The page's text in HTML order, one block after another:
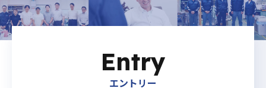
Entry
エントリー